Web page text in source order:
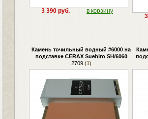
3 390 руб. в корзину
Камень точильный водный #6000 на
подставке CERAX Suehiro SH/6060
2709(1)